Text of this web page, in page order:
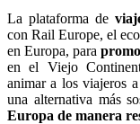
La plataforma de
con Rail Europe, el
en Europa, para
en el Viejo
animar a los viajeros
una alternativa más
Europa de manera